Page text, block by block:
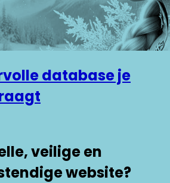
database je
veilige en
website?